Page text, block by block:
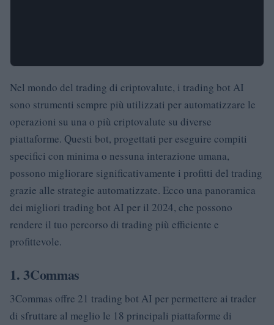
Nel mondo del trading di criptovalute, i trading bot AI
sono strumenti sempre più utilizzati per automatizzare le
operazioni su una o più criptovalute su diverse
piattaforme. Questi bot, progettati per eseguire compiti
specifici con minima o nessuna interazione umana,
possono migliorare significativamente i profitti del trading
grazie alle strategie automatizzate. Ecco una panoramica
dei migliori trading bot AI per il 2024, che possono
rendere il tuo percorso di trading più efficiente e
profittevole.
1. 3Commas
3Commas offre 21 trading bot AI per permettere ai trader
di sfruttare al meglio le 18 principali piattaforme di